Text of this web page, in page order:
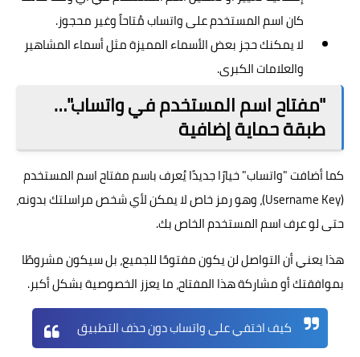
كان اسم المستخدم على واتساب مُتاحاً وغير محجوز.
لا يمكنك حجز بعض الأسماء المميزة مثل أسماء المشاهير
والعلامات الكبرى.
"مفتاح اسم المستخدم في واتساب"…
طبقة حماية إضافية
كما أضافت "واتساب" خيارًا جديدًا يُعرف باسم مفتاح اسم المستخدم
(Username Key)، وهو رمز خاص لا يمكن لأي شخص مراسلتك بدونه،
حتى لو عرف اسم المستخدم الخاص بك.
هذا يعني أن التواصل لن يكون مفتوحًا للجميع، بل سيكون مشروطًا
بموافقتك أو مشاركة هذا المفتاح، ما يعزز الخصوصية بشكل أكبر.
كيف اختفي على واتساب دون حذف التطبيق